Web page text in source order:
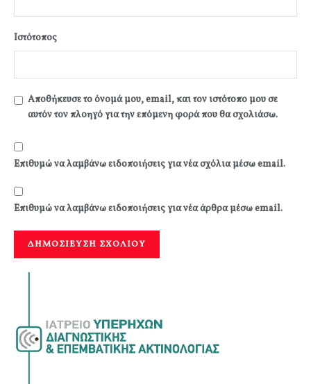
Ιστότοπος
Αποθήκευσε το όνομά μου, email, και τον ιστότοπο μου σε
αυτόν τον πλοηγό για την επόμενη φορά που θα σχολιάσω.
Επιθυμώ να λαμβάνω ειδοποιήσεις για νέα σχόλια μέσω email.
Επιθυμώ να λαμβάνω ειδοποιήσεις για νέα άρθρα μέσω email.